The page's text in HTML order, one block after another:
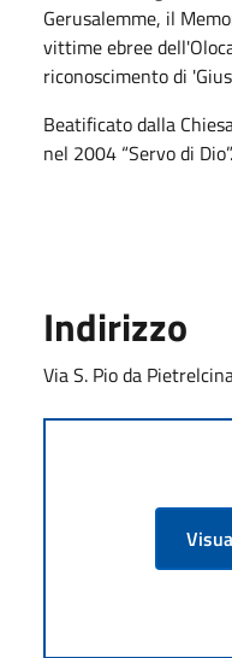
Gerusalemme, il
vittime ebree
riconoscimento di
Beatificato dalla
nel 2004 “Servo di Dio”.
Indirizzo
Via S. Pio da